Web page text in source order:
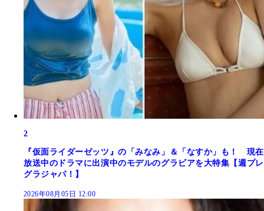
2
『仮面ライダーゼッツ』の「みなみ」＆「なすか」も！ 現在
放送中のドラマに出演中のモデルのグラビアを大特集【週プレ
グラジャパ！】
2026年08月05日 12:00